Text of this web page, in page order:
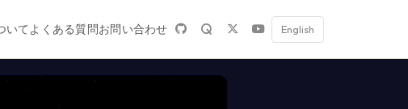
いてよくある質問お問い合わせ English